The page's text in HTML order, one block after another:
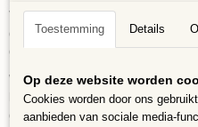
Varieert tussen de 10-12 mm in
doorsnee, 5-10mm dik. Steentjes
gebruiken, kunnen tegen vorsten
Wordt de vorst te streng, advies het
halen. Demix is gedeeltelijk
gebruiken in Mozaïekwerkstukken
Toestemming Details
Op deze website worden
Cookies worden door ons
aanbieden van sociale media-